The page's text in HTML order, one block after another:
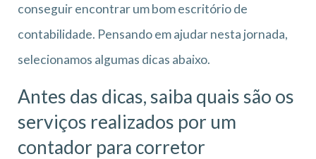
conseguir encontrar um bom escritório de
contabilidade. Pensando em ajudar nesta jornada,
selecionamos algumas dicas abaixo.
Antes das dicas, saiba quais são os
serviços realizados por um
contador para corretor